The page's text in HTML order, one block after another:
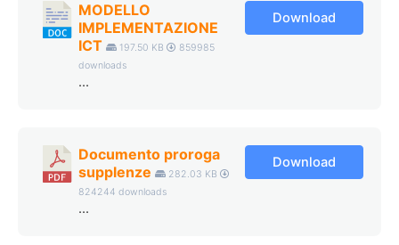
MODELLO
IMPLEMENTAZIONE
ICT
197.50 KB
859985
downloads
...
Download
Documento proroga
supplenze
282.03 KB
824244 downloads
...
Download